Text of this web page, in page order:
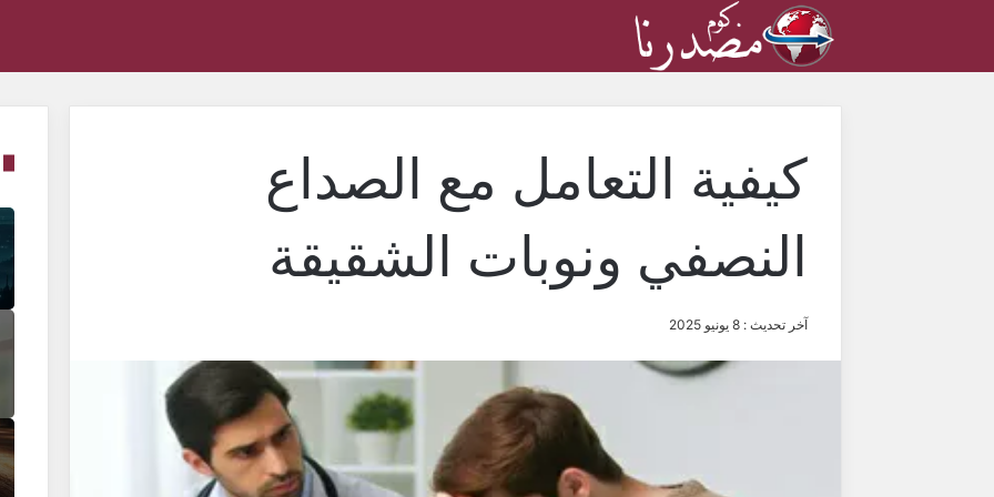
كيفية التعامل مع الصداع
النصفي ونوبات الشقيقة
آخر تحديث : 8 يونيو 2025